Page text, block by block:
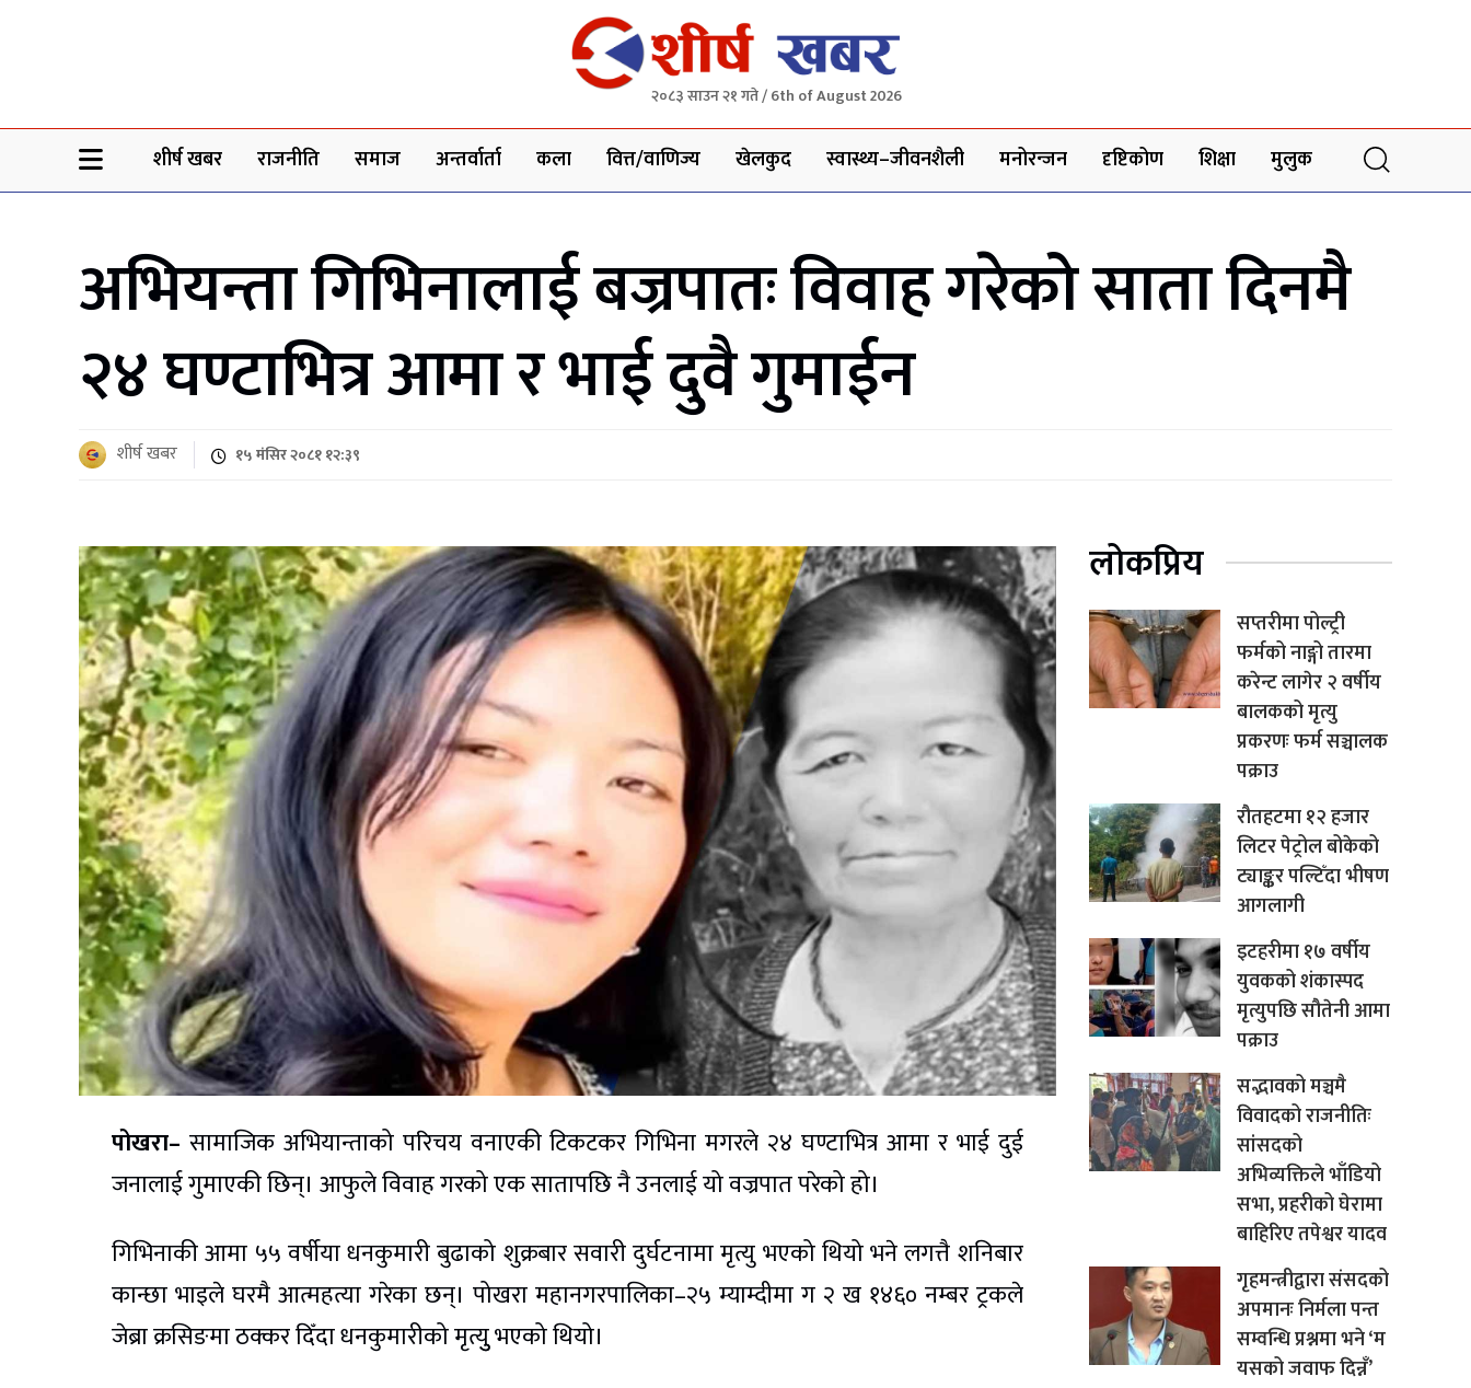
२०८३ साउन २१ गते / 6th of August 2026
शीर्ष खबर राजनीति समाज अन्तर्वार्ता कला वित्त/वाणिज्य खेलकुद स्वास्थ्य–जीवनशैली मनोरन्जन दृष्टिकोण शिक्षा मुलुक
अभियन्ता गिभिनालाई बज्रपातः विवाह गरेको साता दिनमै
२४ घण्टाभित्र आमा र भाई दुवै गुमाईन
शीर्ष खबर १५ मंसिर २०८१ १२:३९
पोखरा– सामाजिक अभियान्ताको परिचय वनाएकी टिकटकर गिभिना मगरले २४ घण्टाभित्र आमा र भाई दुई
जनालाई गुमाएकी छिन्। आफुले विवाह गरको एक सातापछि नै उनलाई यो वज्रपात परेको हो।
गिभिनाकी आमा ५५ वर्षीया धनकुमारी बुढाको शुक्रबार सवारी दुर्घटनामा मृत्यु भएको थियो भने लगत्तै शनिबार
कान्छा भाइले घरमै आत्महत्या गरेका छन्। पोखरा महानगरपालिका–२५ म्याम्दीमा ग २ ख १४६० नम्बर ट्रकले
जेब्रा क्रसिङमा ठक्कर दिँदा धनकुमारीको मृत्युु भएको थियो।
लोकप्रिय
सप्तरीमा पोल्ट्री
फर्मको नाङ्गो तारमा
करेन्ट लागेर २ वर्षीय
बालकको मृत्यु
प्रकरणः फर्म सञ्चालक
पक्राउ
रौतहटमा १२ हजार
लिटर पेट्रोल बोकेको
ट्याङ्कर पल्टिँदा भीषण
आगलागी
इटहरीमा १७ वर्षीय
युवकको शंकास्पद
मृत्युपछि सौतेनी आमा
पक्राउ
सद्भावको मञ्चमै
विवादको राजनीतिः
सांसदको
अभिव्यक्तिले भाँडियो
सभा, प्रहरीको घेरामा
बाहिरिए तपेश्वर यादव
गृहमन्त्रीद्वारा संसदको
अपमानः निर्मला पन्त
सम्वन्धि प्रश्नमा भने ‘म
यसको जवाफ दिन्नँ’